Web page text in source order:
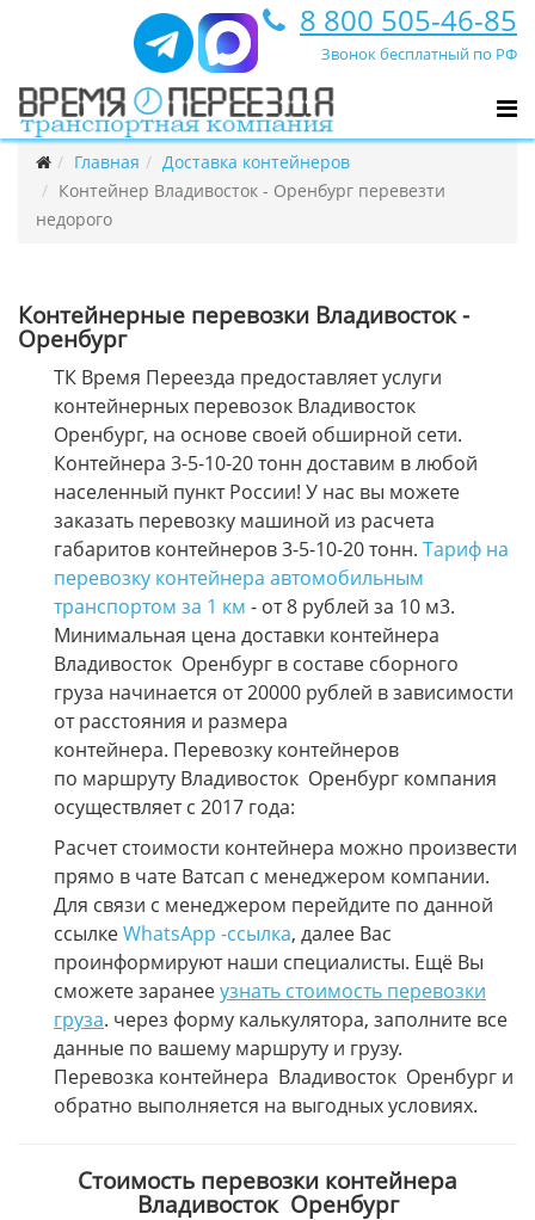
8 800 505-46-85
Звонок бесплатный по РФ
Главная
Доставка контейнеров
Контейнер Владивосток - Оренбург перевезти
недорого
Контейнерные перевозки Владивосток -
Оренбург
ТК Время Переезда предоставляет услуги
контейнерных перевозок Владивосток
Оренбург, на основе своей обширной сети.
Контейнера 3-5-10-20 тонн доставим в любой
населенный пункт России! У нас вы можете
заказать перевозку машиной из расчета
габаритов контейнеров 3-5-10-20 тонн. Тариф на
перевозку контейнера автомобильным
транспортом за 1 км - от 8 рублей за 10 м3.
Минимальная цена доставки контейнера
Владивосток Оренбург в составе сборного
груза начинается от 20000 рублей в зависимости
от расстояния и размера
контейнера. Перевозку контейнеров
по маршруту Владивосток Оренбург компания
осуществляет с 2017 года:
Расчет стоимости контейнера можно произвести
прямо в чате Ватсап с менеджером компании.
Для связи с менеджером перейдите по данной
ссылкеWhatsApp -ссылка, далее Вас
проинформируют наши специалисты. Ещё Вы
сможете заранееузнать стоимость перевозки
груза. через форму калькулятора, заполните все
данные по вашему маршруту и грузу.
Перевозка контейнера Владивосток Оренбург и
обратно выполняется на выгодных условиях.
Стоимость перевозки контейнера
Владивосток Оренбург